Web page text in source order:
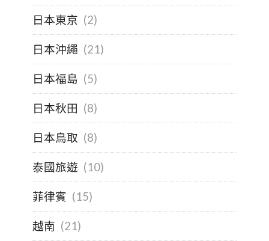
日本東京 (2)
日本沖繩 (21)
日本福島 (5)
日本秋田 (8)
日本鳥取 (8)
泰國旅遊 (10)
菲律賓 (15)
越南 (21)